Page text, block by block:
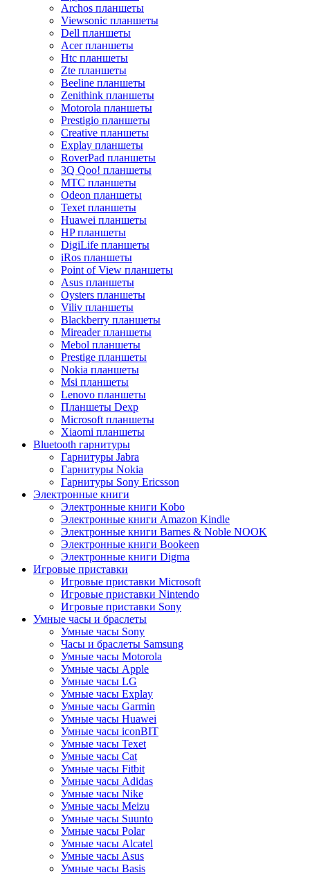
Archos планшеты
Viewsonic планшеты
Dell планшеты
Acer планшеты
Htc планшеты
Zte планшеты
Beeline планшеты
Zenithink планшеты
Motorola планшеты
Prestigio планшеты
Creative планшеты
Explay планшеты
RoverPad планшеты
3Q Qoo! планшеты
MTC планшеты
Odeon планшеты
Texet планшеты
Huawei планшеты
HP планшеты
DigiLife планшеты
iRos планшеты
Point of View планшеты
Asus планшеты
Oysters планшеты
Viliv планшеты
Blackberry планшеты
Mireader планшеты
Mebol планшеты
Prestige планшеты
Nokia планшеты
Msi планшеты
Lenovo планшеты
Планшеты Dexp
Microsoft планшеты
Xiaomi планшеты
Bluetooth гарнитуры
Гарнитуры Jabra
Гарнитуры Nokia
Гарнитуры Sony Ericsson
Электронные книги
Электронные книги Kobo
Электронные книги Amazon Kindle
Электронные книги Barnes & Noble NOOK
Электронные книги Bookeen
Электронные книги Digma
Игровые приставки
Игровые приставки Microsoft
Игровые приставки Nintendo
Игровые приставки Sony
Умные часы и браслеты
Умные часы Sony
Часы и браслеты Samsung
Умные часы Motorola
Умные часы Apple
Умные часы LG
Умные часы Explay
Умные часы Garmin
Умные часы Huawei
Умные часы iconBIT
Умные часы Texet
Умные часы Cat
Умные часы Fitbit
Умные часы Adidas
Умные часы Nike
Умные часы Meizu
Умные часы Suunto
Умные часы Polar
Умные часы Alcatel
Умные часы Asus
Умные часы Basis